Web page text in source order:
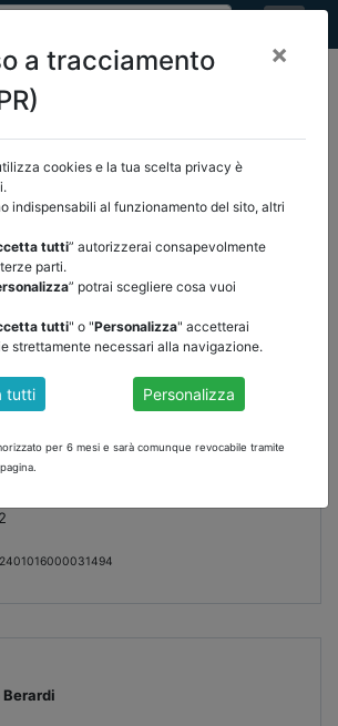
LOCALI
Berardi
a tracciamento
×
cookies e la tua scelta privacy è
indispensabili al funzionamento del sito, altri
tutti” autorizzerai consapevolmente
parti.
” potrai scegliere cosa vuoi
tutti" o "Personalizza" accetterai
strettamente necessari alla navigazione.
tutti Personalizza
per 6 mesi e sarà comunque revocabile tramite